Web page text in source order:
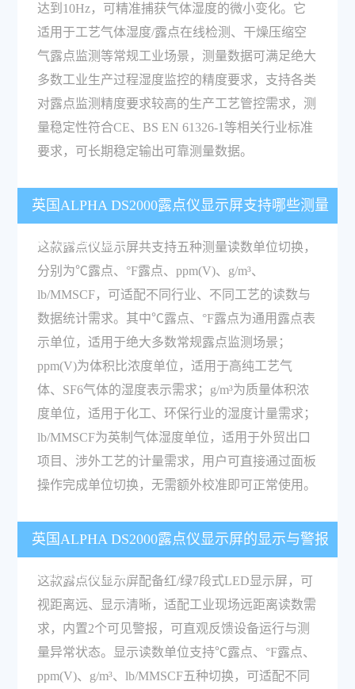
达到10Hz，可精准捕获气体湿度的微小变化。它
适用于工艺气体湿度/露点在线检测、干燥压缩空
气露点监测等常规工业场景，测量数据可满足绝大
多数工业生产过程湿度监控的精度要求，支持各类
对露点监测精度要求较高的生产工艺管控需求，测
量稳定性符合CE、BS EN 61326-1等相关行业标准
要求，可长期稳定输出可靠测量数据。
英国ALPHA DS2000露点仪显示屏支持哪些测量
读数单位切换？
这款露点仪显示屏共支持五种测量读数单位切换，
分别为℃露点、°F露点、ppm(V)、g/m³、
lb/MMSCF，可适配不同行业、不同工艺的读数与
数据统计需求。其中℃露点、°F露点为通用露点表
示单位，适用于绝大多数常规露点监测场景；
ppm(V)为体积比浓度单位，适用于高纯工艺气
体、SF6气体的湿度表示需求；g/m³为质量体积浓
度单位，适用于化工、环保行业的湿度计量需求；
lb/MMSCF为英制气体湿度单位，适用于外贸出口
项目、涉外工艺的计量需求，用户可直接通过面板
操作完成单位切换，无需额外校准即可正常使用。
英国ALPHA DS2000露点仪显示屏的显示与警报
功能有哪些特点？
这款露点仪显示屏配备红/绿7段式LED显示屏，可
视距离远、显示清晰，适配工业现场远距离读数需
求，内置2个可见警报，可直观反馈设备运行与测
量异常状态。显示读数单位支持℃露点、°F露点、
ppm(V)、g/m³、lb/MMSCF五种切换，可适配不同